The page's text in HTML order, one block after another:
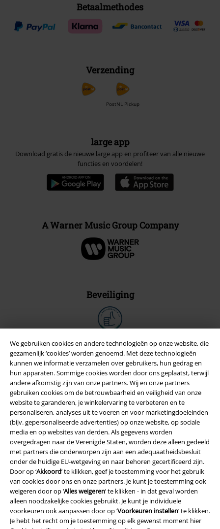
We gebruiken cookies en andere technologieën op onze website, die
gezamenlijk ‘cookies’ worden genoemd. Met deze technologieën
kunnen we informatie verzamelen over gebruikers, hun gedrag en
hun apparaten. Sommige cookies worden door ons geplaatst, terwijl
andere afkomstig zijn van onze partners. Wij en onze partners
gebruiken cookies om de betrouwbaarheid en veiligheid van onze
website te garanderen, je winkelervaring te verbeteren en te
personaliseren, analyses uit te voeren en voor marketingdoeleinden
(bijv. gepersonaliseerde advertenties) op onze website, op sociale
media en op websites van derden. Als gegevens worden
overgedragen naar de Verenigde Staten, worden deze alleen gedeeld
met partners die onderworpen zijn aan een adequaatheidsbesluit
onder de huidige EU-wetgeving en naar behoren gecertificeerd zijn.
Door op ‘Akkoord’ te klikken, geef je toestemming voor het gebruik
van cookies door ons en onze partners. Je kunt je toestemming ook
weigeren door op ‘Alles weigeren’ te klikken - in dat geval worden
alleen noodzakelijke cookies gebruikt. Je kunt je individuele
voorkeuren ook aanpassen door op ‘Voorkeuren instellen’ te klikken.
Je hebt het recht om je toestemming op elk gewenst moment hier
Betaalmethodes
Verzending
PostNL Pickup
large app
Download gratis de nieuwe large app en profiteer van alle nieuwe
functies en voordelen!
A Warner Music Group Company
Beveiliging
Legal
Algemene Voorwaarden
Bedrijfsgegevens
Privacyverklaring
Verklaring van conformiteit